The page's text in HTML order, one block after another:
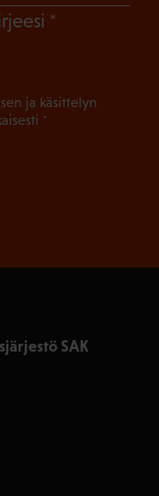
SAK
(Pakollinen)
ja käsittelyn
*